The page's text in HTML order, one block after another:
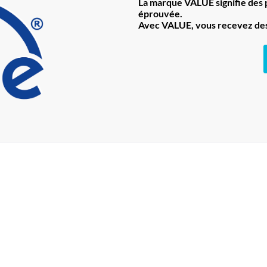
éprouvée.
Avec VALUE, vous recevez